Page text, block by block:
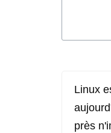
Linux
près